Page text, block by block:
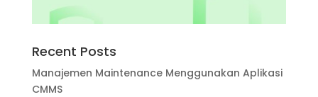
Recent Posts
Manajemen Maintenance Menggunakan Aplikasi
CMMS